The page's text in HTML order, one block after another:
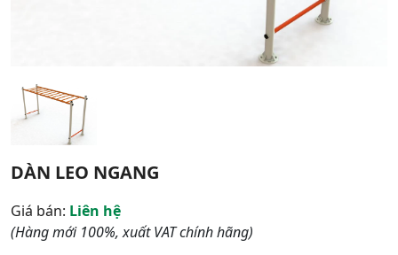
DÀN LEO NGANG
Giá bán: Liên hệ
(Hàng mới 100%, xuất VAT chính hãng)